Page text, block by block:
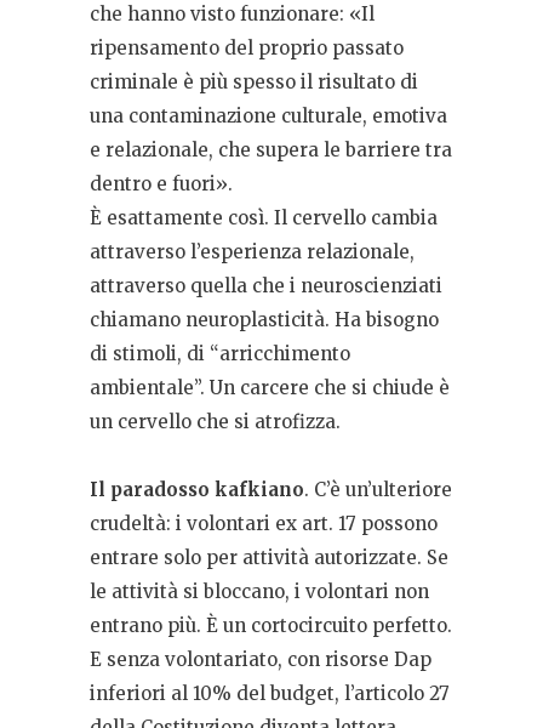
che hanno visto funzionare: «Il
ripensamento del proprio passato
criminale è più spesso il risultato di
una contaminazione culturale, emotiva
e relazionale, che supera le barriere tra
dentro e fuori».
È esattamente così. Il cervello cambia
attraverso l’esperienza relazionale,
attraverso quella che i neuroscienziati
chiamano neuroplasticità. Ha bisogno
di stimoli, di “arricchimento
ambientale”. Un carcere che si chiude è
un cervello che si atrofizza.
Il paradosso kafkiano. C’è un’ulteriore
crudeltà: i volontari ex art. 17 possono
entrare solo per attività autorizzate. Se
le attività si bloccano, i volontari non
entrano più. È un cortocircuito perfetto.
E senza volontariato, con risorse Dap
inferiori al 10% del budget, l’articolo 27